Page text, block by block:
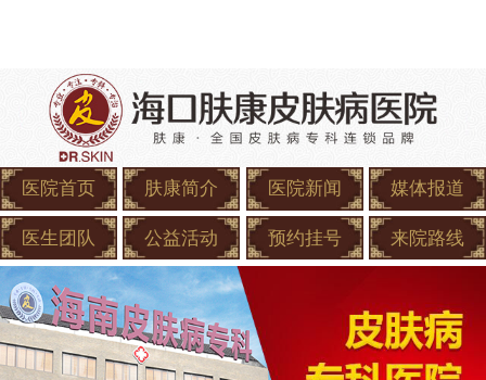
医院首页 肤康简介 医院新闻 媒体报道
医生团队 公益活动 预约挂号 来院路线